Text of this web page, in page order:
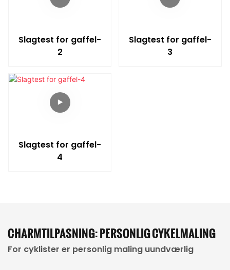
Slagtest for gaffel-
2
Slagtest for gaffel-
3
Slagtest for gaffel-
4
CHARMTILPASNING: PERSONLIG CYKELMALING
For cyklister er personlig maling uundværlig